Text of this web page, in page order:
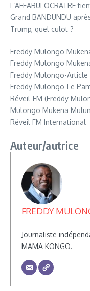
L’AFFABULOCRATRE
Grand BANDUNDU
Trump, quel culot ?
Freddy Mulongo
Freddy Mulongo
Freddy Mulongo-Article
Freddy Mulongo-Le
Réveil-FM (Freddy
Mulongo Mukena
Réveil FM International
Auteur/autrice
FREDDY
Journaliste
MAMA KONGO.